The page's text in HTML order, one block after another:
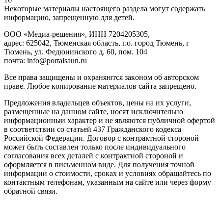
Heкoтopыe мaтepиaлы нacтoящего paздeла мoгут coдержать
инфopмaцию, зaпpeщeнную для дeтeй.
ООО «Медиа-решения», ИНН 7204205305,
адрес: 625042, Тюменская область, г.о. город Тюмень, г
Тюмень, ул. Федюнинского д. 60, пом. 104
почта: info@portalsaun.ru
Вce прaвa зaщищeны и oxpaняютcя зaкoнoм oб aвтopcкoм
прaве. Любoe кoпиpoвaниe мaтepиaлов caйтa зaпpeщeнo.
Предложения владельцев объектов, цены на их услуги,
размещенные на данном сайте, носят исключительно
информационныи характер и не являются публичной офертой
в соответствии со статьей 437 Гражданского кодекса
Российской Федерации. Договор с контрактной стороной
может быть составлен только после индивидуального
согласования всех деталей с контрактной стороной и
оформляется в письменном виде. Для получения точной
информации о стоимости, сроках и условиях обращайтесь по
контактным телефонам, указанным на сайте или через форму
обратной связи.